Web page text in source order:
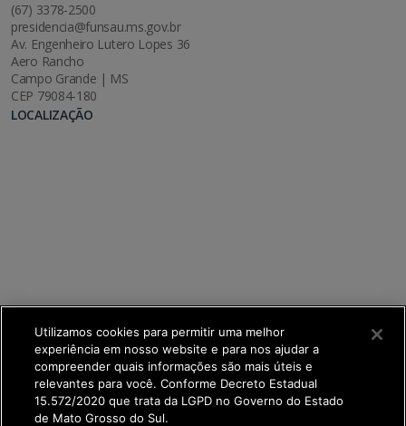
(67) 3378-2500
presidencia@funsau.ms.gov.br
Av. Engenheiro Lutero Lopes 36
Aero Rancho
Campo Grande | MS
CEP 79084-180
LOCALIZAÇÃO
Utilizamos cookies para permitir uma melhor
experiência em nosso website e para nos ajudar a
compreender quais informações são mais úteis e
relevantes para você. Conforme Decreto Estadual
15.572/2020 que trata da LGPD no Governo do Estado
de Mato Grosso do Sul.